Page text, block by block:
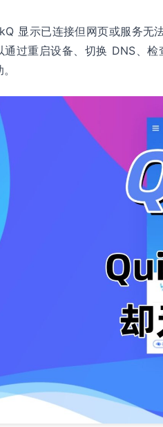
显示已连接但网页或服务无
通过重启设备、切换 DNS、